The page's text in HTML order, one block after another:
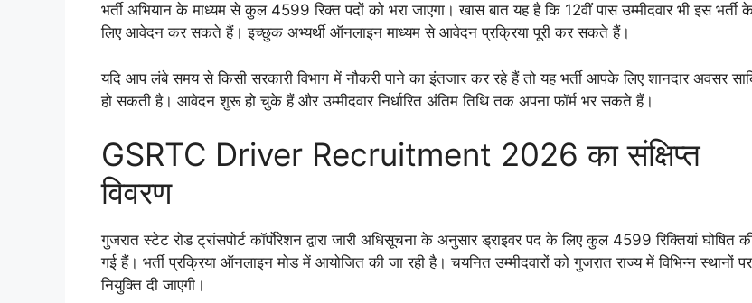
भर्ती अभियान के माध्यम से कुल 4599 रिक्त पदों को भरा जाएगा। खास बात यह है कि 12वीं पास उम्मीदवार भी इस भर्ती
लिए आवेदन कर सकते हैं। इच्छुक अभ्यर्थी ऑनलाइन माध्यम से आवेदन प्रक्रिया पूरी कर सकते हैं।
यदि आप लंबे समय से किसी सरकारी विभाग में नौकरी पाने का इंतजार कर रहे हैं तो यह भर्ती आपके लिए शानदार अवसर
हो सकती है। आवेदन शुरू हो चुके हैं और उम्मीदवार निर्धारित अंतिम तिथि तक अपना फॉर्म भर सकते हैं।
GSRTC Driver Recruitment 2026 का संक्षिप्त
विवरण
गुजरात स्टेट रोड ट्रांसपोर्ट कॉर्पोरेशन द्वारा जारी अधिसूचना के अनुसार ड्राइवर पद के लिए कुल 4599 रिक्तियां घोषित
गई हैं। भर्ती प्रक्रिया ऑनलाइन मोड में आयोजित की जा रही है। चयनित उम्मीदवारों को गुजरात राज्य में विभिन्न स्थानों पर
नियुक्ति दी जाएगी।